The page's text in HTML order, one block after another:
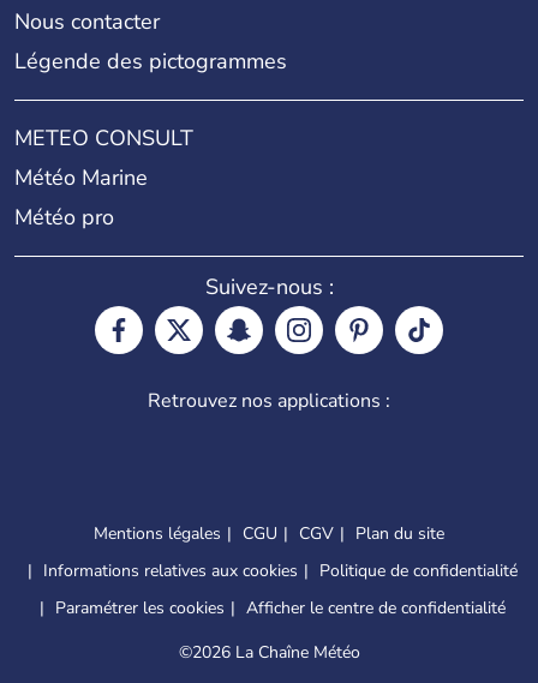
Nous contacter
Légende des pictogrammes
METEO CONSULT
Météo Marine
Météo pro
Suivez-nous :
Retrouvez nos applications :
Mentions légales CGU CGV
Plan du site
Informations relatives aux cookies
Politique de confidentialité
Paramétrer les cookies
Afficher le centre de confidentialité
©2026 La Chaîne Météo